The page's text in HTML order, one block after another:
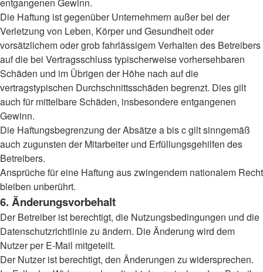
Die Haftung ist gegenüber Unternehmern außer bei der
Verletzung von Leben, Körper und Gesundheit oder
vorsätzlichem oder grob fahrlässigem Verhalten des Betreibers
auf die bei Vertragsschluss typischerweise vorhersehbaren
Schäden und im Übrigen der Höhe nach auf die
vertragstypischen Durchschnittsschäden begrenzt. Dies gilt
auch für mittelbare Schäden, insbesondere entgangenen
Gewinn.
Die Haftungsbegrenzung der Absätze a bis c gilt sinngemäß
auch zugunsten der Mitarbeiter und Erfüllungsgehilfen des
Betreibers.
Ansprüche für eine Haftung aus zwingendem nationalem Recht
bleiben unberührt.
6. Änderungsvorbehalt
Der Betreiber ist berechtigt, die Nutzungsbedingungen und die
Datenschutzrichtlinie zu ändern. Die Änderung wird dem
Nutzer per E-Mail mitgeteilt.
Der Nutzer ist berechtigt, den Änderungen zu widersprechen.